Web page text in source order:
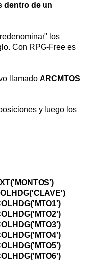
dentro de un
los
Con RPG-Free es
llamado ARCMTOS
y luego los